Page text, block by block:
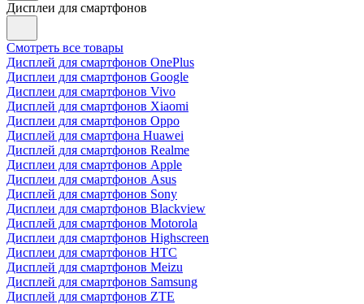
Дисплеи для смартфонов
Смотреть все товары
Дисплей для смартфонов OnePlus
Дисплеи для смартфонов Google
Дисплеи для смартфонов Vivo
Дисплей для смартфонов Xiaomi
Дисплеи для смартфонов Oppo
Дисплей для смартфона Huawei
Дисплей для смартфонов Realme
Дисплеи для смартфонов Apple
Дисплеи для смартфонов Asus
Дисплей для смартфонов Sony
Дисплеи для смартфонов Blackview
Дисплей для смартфонов Motorola
Дисплеи для смартфонов Highscreen
Дисплеи для смартфонов HTC
Дисплей для смартфонов Meizu
Дисплей для смартфонов Samsung
Дисплей для смартфонов ZTE